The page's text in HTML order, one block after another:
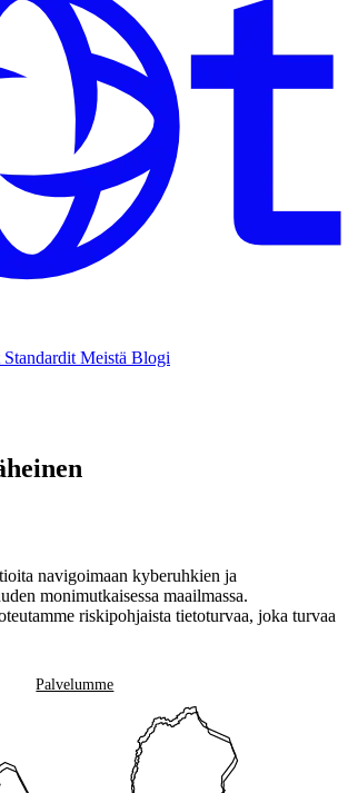
Standardit Meistä Blogi
navigoimaan kyberuhkien ja
monimutkaisessa maailmassa.
riskipohjaista tietoturvaa, joka turvaa
Palvelumme